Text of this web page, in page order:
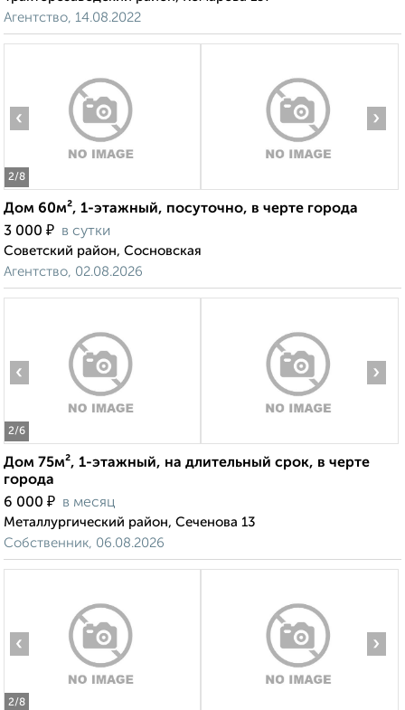
Агентство, 14.08.2022
2/8
‹ ›
Дом 60м², 1-этажный, посуточно, в черте города
3 000 ₽ в сутки
Советский район, Сосновская
Агентство, 02.08.2026
2/6
‹ ›
Дом 75м², 1-этажный, на длительный срок, в черте
города
6 000 ₽ в месяц
Металлургический район, Сеченова 13
Собственник, 06.08.2026
2/8
‹ ›